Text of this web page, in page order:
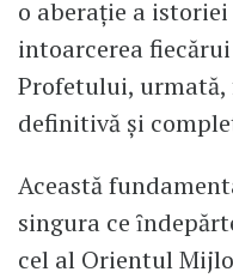
o aberaţie a
intoarcerea
Profetului,
definitivă şi
Această
singura ce
cel al Orientul